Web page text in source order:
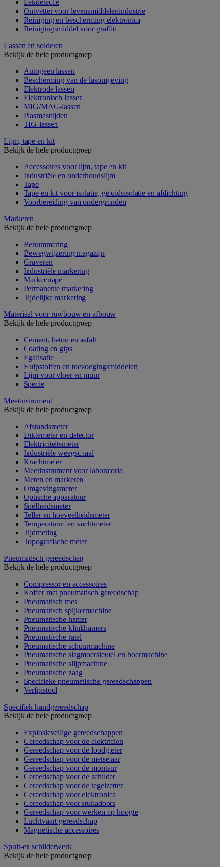
Lekdetectie
Ontvetter voor levensmiddelenindustrie
Reiniging en bescherming elektronica
Reinigingsmiddel voor graffiti
Lassen en solderen
Bekijk de hele productgroep
Autogeen lassen
Bescherming van de lasomgeving
Elektrode lassen
Elektronisch lassen
MIG/MAG-lassen
Plasmasnijden
TIG-lassen
Lijm, tape en kit
Bekijk de hele productgroep
Accessoires voor lijm, tape en kit
Industriële en onderhoudslijm
Tape
Tape en kit voor isolatie, geluidsisolatie en afdichting
Voorbereiding van ondergronden
Markeren
Bekijk de hele productgroep
Benummering
Bewegwijzering magazijn
Graveren
Industriële markering
Markeertape
Permanente markering
Tijdelijke markering
Materiaal voor ruwbouw en afbouw
Bekijk de hele productgroep
Cement, beton en asfalt
Coating en gips
Egalisatie
Hulpstoffen en toevoegingsmiddelen
Lijm voor vloer en muur
Specie
Meetinstrument
Bekijk de hele productgroep
Afstandsmeter
Diktemeter en detector
Elektriciteitsmeter
Industriële weegschaal
Krachtmeter
Meetinstrument voor laboratoria
Meten en markeren
Omgevingsmeter
Optische apparatuur
Snelheidsmeter
Teller en hoeveelheidsmeter
Temperatuur- en vochtmeter
Tijdmeting
Topografische meter
Pneumatisch gereedschap
Bekijk de hele productgroep
Compressor en accessoires
Koffer met pneumatisch gereedschap
Pneumatisch mes
Pneumatisch spijkermachine
Pneumatische hamer
Pneumatische klinkhamers
Pneumatische ratel
Pneumatische schuurmachine
Pneumatische slagmoersleutel en boormachine
Pneumatische slijpmachine
Pneumatische zaag
Specifieke pneumatische gereedschappen
Verfpistool
Specifiek handgereedschap
Bekijk de hele productgroep
Explosieveilige gereedschappen
Gereedschap voor de elektricien
Gereedschap voor de loodgieter
Gereedschap voor de metselaar
Gereedschap voor de monteur
Gereedschap voor de schilder
Gereedschap voor de tegelzetter
Gereedschap voor elektronica
Gereedschap voor stukadoors
Gereedschap voor werken op hoogte
Luchtvaart gereedschap
Magnetische accessoires
Spuit-en schilderwerk
Bekijk de hele productgroep